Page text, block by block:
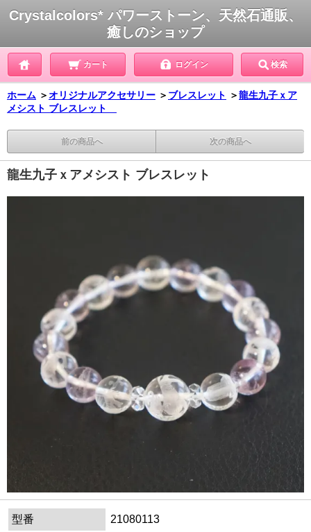
Crystalcolors* パワーストーン、天然石通販、
癒しのショップ
カート ログイン 検索
ホーム ＞オリジナルアクセサリー ＞ ブレスレット ＞龍生九子ｘア
メシスト ブレスレット
前の商品へ 次の商品へ
龍生九子ｘアメシスト ブレスレット
型番
21080113